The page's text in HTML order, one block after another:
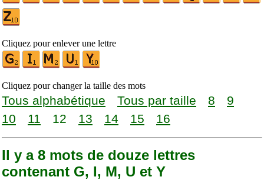
Cliquez pour enlever une lettre
Cliquez pour changer la taille des mots
Tous alphabétique Tous par taille 8
9
10
11 12 13 14 15 16
Il y a 8 mots de douze lettres
contenant G, I, M, U et Y